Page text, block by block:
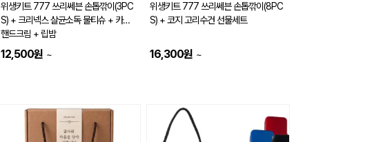
위생키트 777 쓰리쎄븐 손톱깎이(3PC
S) + 크리넥스 살균소독 물티슈 + 카밀
핸드크림 + 립밤
12,500원 ~
위생키트 777 쓰리쎄븐 손톱깎이(8PC
S) + 코지 고리수건 선물세트
16,300원 ~